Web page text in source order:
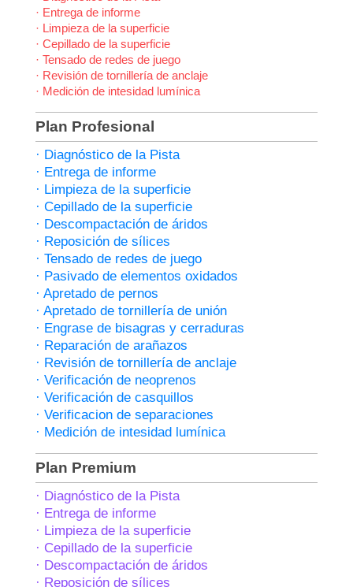
· Entrega de informe
· Limpieza de la superficie
· Cepillado de la superficie
· Tensado de redes de juego
· Revisión de tornillería de anclaje
· Medición de intesidad lumínica
Plan Profesional
· Diagnóstico de la Pista
· Entrega de informe
· Limpieza de la superficie
· Cepillado de la superficie
· Descompactación de áridos
· Reposición de sílices
· Tensado de redes de juego
· Pasivado de elementos oxidados
· Apretado de pernos
· Apretado de tornillería de unión
· Engrase de bisagras y cerraduras
· Reparación de arañazos
· Revisión de tornillería de anclaje
· Verificación de neoprenos
· Verificación de casquillos
· Verificacion de separaciones
· Medición de intesidad lumínica
Plan Premium
· Diagnóstico de la Pista
· Entrega de informe
· Limpieza de la superficie
· Cepillado de la superficie
· Descompactación de áridos
· Reposición de sílices